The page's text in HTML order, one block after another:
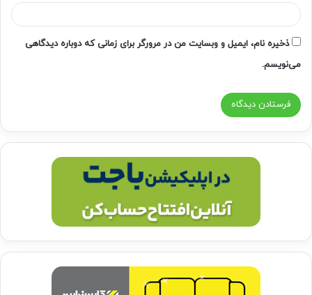
ذخیره نام، ایمیل و وبسایت من در مرورگر برای زمانی که دوباره دیدگاهی
می‌نویسم.